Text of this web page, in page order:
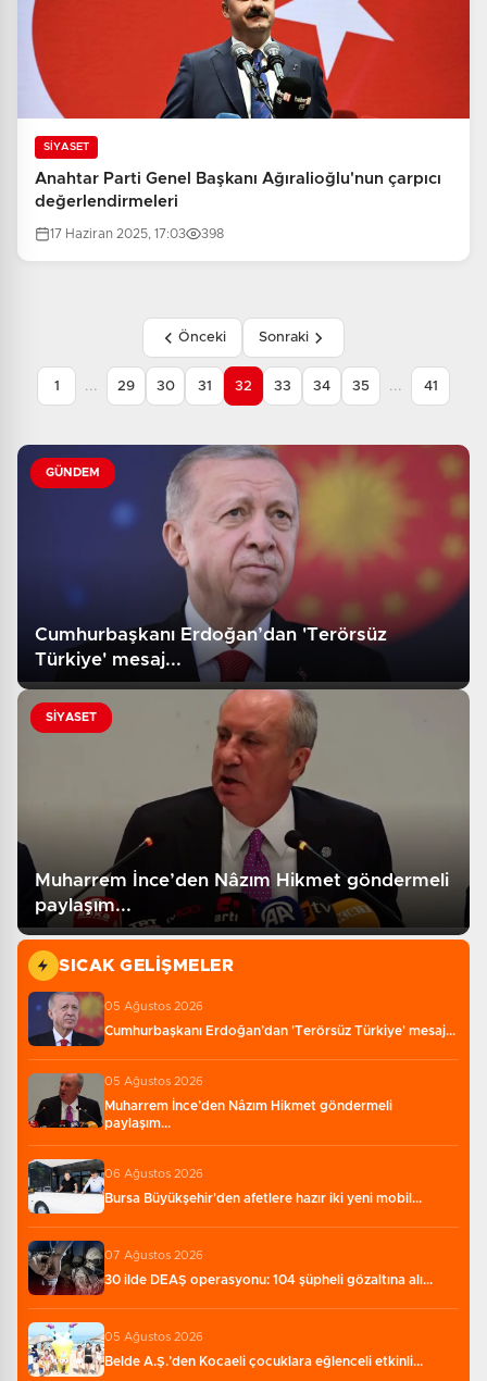
SİYASET
Anahtar Parti Genel Başkanı Ağıralioğlu'nun çarpıcı
değerlendirmeleri
17 Haziran 2025, 17:03 398
Önceki
1 ... 29 30 31 32 33 34 35 ... 41
Sonraki
GÜNDEM
Cumhurbaşkanı Erdoğan’dan 'Terörsüz
Türkiye' mesaj...
SİYASET
Muharrem İnce’den Nâzım Hikmet göndermeli
paylaşım...
SICAK GELIŞMELER
05 Ağustos 2026
Cumhurbaşkanı Erdoğan’dan 'Terörsüz Türkiye' mesaj...
05 Ağustos 2026
Muharrem İnce’den Nâzım Hikmet göndermeli
paylaşım...
06 Ağustos 2026
Bursa Büyükşehir'den afetlere hazır iki yeni mobil...
07 Ağustos 2026
30 ilde DEAŞ operasyonu: 104 şüpheli gözaltına alı...
05 Ağustos 2026
Belde A.Ş.’den Kocaeli çocuklara eğlenceli etkinli...